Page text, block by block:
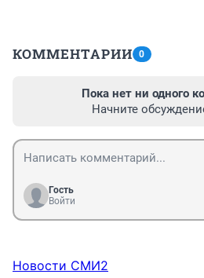
КОММЕНТАРИИ 0
Пока нет ни одного
Начните
Гость
Войти
Новости СМИ2